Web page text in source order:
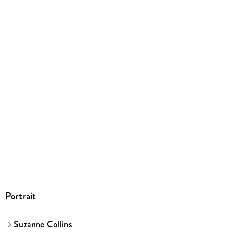
Portrait
Suzanne Collins